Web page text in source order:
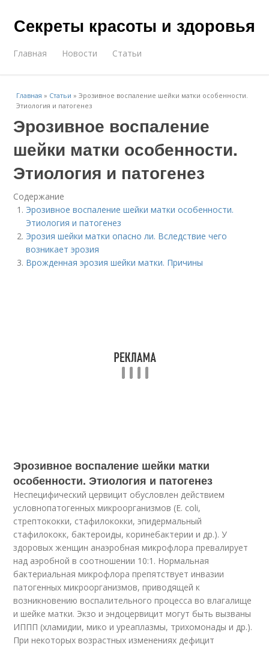
Секреты красоты и здоровья
Главная Новости Статьи
Главная » Статьи »Эрозивное воспаление шейки матки особенности.
Этиология и патогенез
Эрозивное воспаление
шейки матки особенности.
Этиология и патогенез
Содержание
Эрозивное воспаление шейки матки особенности.
Этиология и патогенез
Эрозия шейки матки опасно ли. Вследствие чего
возникает эрозия
Врожденная эрозия шейки матки. Причины
Эрозивное воспаление шейки матки
особенности. Этиология и патогенез
Неспецифический цервицит обусловлен действием
условнопатогенных микроорганизмов (Е. coli,
стрептококки, стафилококки, эпидермальный
стафилококк, бактероиды, коринебактерии и др.). У
здоровых женщин анаэробная микрофлора превалирует
над аэробной в соотношении 10:1. Нормальная
бактериальная микрофлора препятствует инвазии
патогенных микроорганизмов, приводящей к
возникновению воспалительного процесса во влагалище
и шейке матки. Экзо и эндоцервицит могут быть вызваны
ИППП (хламидии, мико и уреаплазмы, трихомонады и др.).
При некоторых возрастных изменениях дефицит